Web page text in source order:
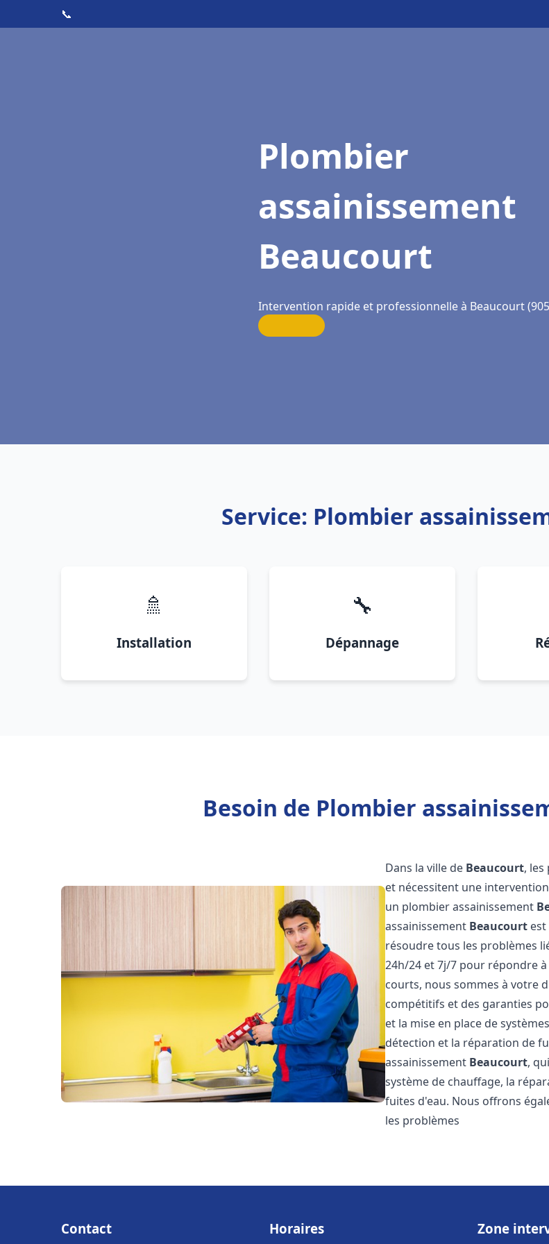
📞
Plombier
assainissement
Beaucourt
Intervention rapide et professionnelle à Beaucourt
Service: Plombier
🚿
Installation
🔧
Dépannage
Besoin de Plombier
Dans la ville de Beaucourt,
et nécessitent une
un plombier assainissement
assainissement Beaucourt
résoudre tous les problèmes
24h/24 et 7j/7 pour répondre
courts, nous sommes à votre
compétitifs et des garanties
et la mise en place de
détection et la réparation de
assainissement Beaucourt,
système de chauffage, la
fuites d'eau. Nous offrons
les problèmes
Contact Horaires Zone